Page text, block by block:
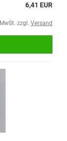
6,41 EUR
zzgl. Versand